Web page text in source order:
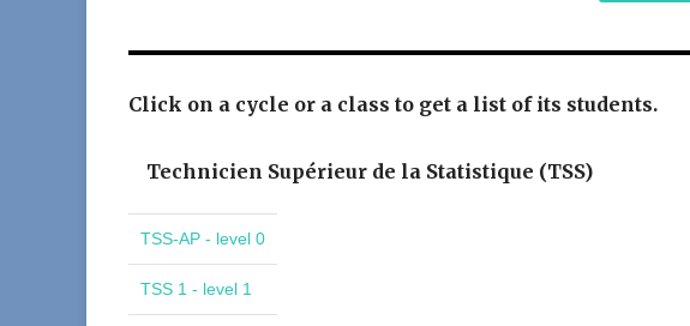
Click on a cycle or a class to get a list of its students.
Technicien Supérieur de la Statistique (TSS)
TSS-AP - level 0
TSS 1 - level 1